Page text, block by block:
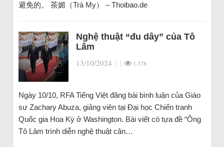
避免的。 茶媚（Trà My） – Thoibao.de
Nghệ thuật “đu dây” của Tô
Lâm
13/10/2024 | | 1.378
Ngày 10/10, RFA Tiếng Việt đăng bài bình luận của Giáo
sư Zachary Abuza, giảng viên tại Đại học Chiến tranh
Quốc gia Hoa Kỳ ở Washington. Bài viết có tựa đề “Ông
Tô Lâm trình diễn nghệ thuật cân…